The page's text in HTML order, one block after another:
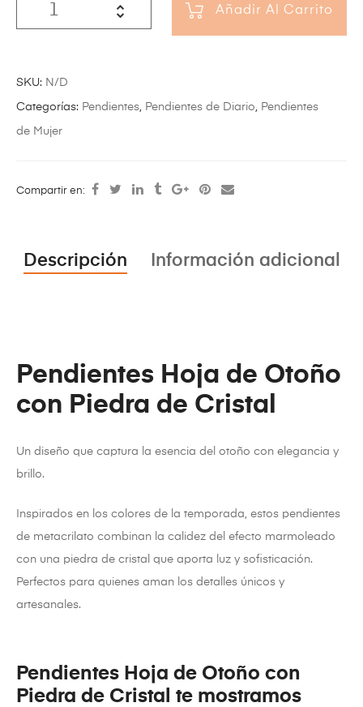
Añadir Al Carrito
SKU: N/D
Categorías: Pendientes, Pendientes de Diario, Pendientes
de Mujer
Compartir en:
Descripción Información adicional
Pendientes Hoja de Otoño
con Piedra de Cristal
Un diseño que captura la esencia del otoño con elegancia y
brillo.
Inspirados en los colores de la temporada, estos pendientes
de metacrilato combinan la calidez del efecto marmoleado
con una piedra de cristal que aporta luz y sofisticación.
Perfectos para quienes aman los detalles únicos y
artesanales.
Pendientes Hoja de Otoño con
Piedra de Cristal te mostramos